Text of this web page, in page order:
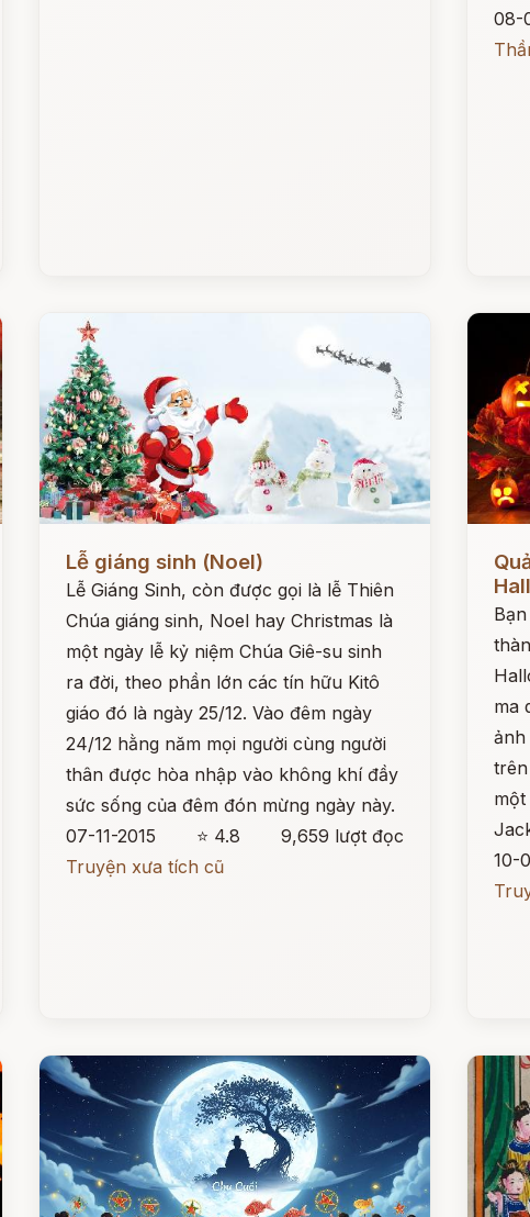
08-
Đọc ngay
Lễ giáng sinh (Noel)
Lễ Giáng Sinh, còn được gọi là lễ Thiên
Chúa giáng sinh, Noel hay Christmas là
một ngày lễ kỷ niệm Chúa Giê-su sinh
ra đời, theo phần lớn các tín hữu Kitô
giáo đó là ngày 25/12. Vào đêm ngày
24/12 hằng năm mọi người cùng người
thân được hòa nhập vào không khí đầy
sức sống của đêm đón mừng ngày này.
07-11-2015
⭐ 4.8
9,659 lượt đọc
Truyện xưa tích cũ
ma
10-